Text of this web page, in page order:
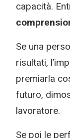
capacità.
Se una
risultati,
premiarla
futuro,
lavoratore.
Se poi le